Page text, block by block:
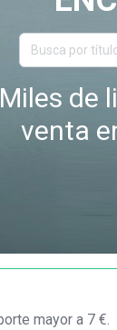
Miles de
venta
mayor a 7 €.